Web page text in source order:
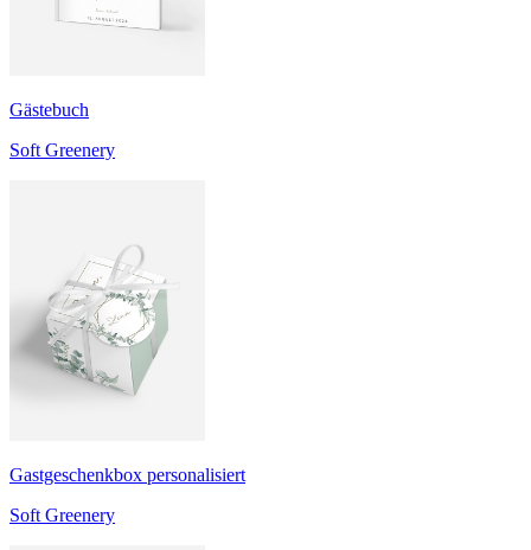
Gästebuch
Soft Greenery
Gastgeschenkbox personalisiert
Soft Greenery